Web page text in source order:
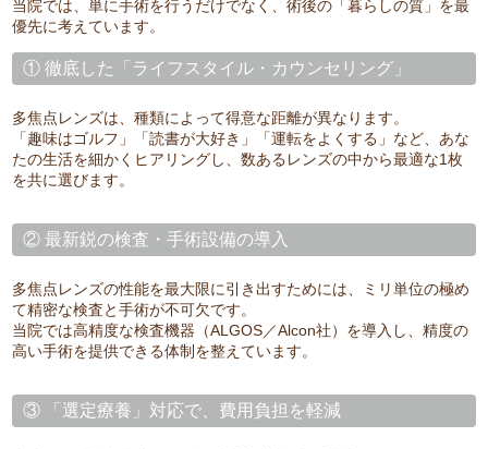
当院では、単に手術を行うだけでなく、術後の「暮らしの質」を最
優先に考えています。
① 徹底した「ライフスタイル・カウンセリング」
多焦点レンズは、種類によって得意な距離が異なります。
「趣味はゴルフ」「読書が大好き」「運転をよくする」など、あな
たの生活を細かくヒアリングし、数あるレンズの中から最適な1枚
を共に選びます。
② 最新鋭の検査・手術設備の導入
多焦点レンズの性能を最大限に引き出すためには、ミリ単位の極め
て精密な検査と手術が不可欠です。
当院では高精度な検査機器（ALGOS／Alcon社）を導入し、精度の
高い手術を提供できる体制を整えています。
③ 「選定療養」対応で、費用負担を軽減